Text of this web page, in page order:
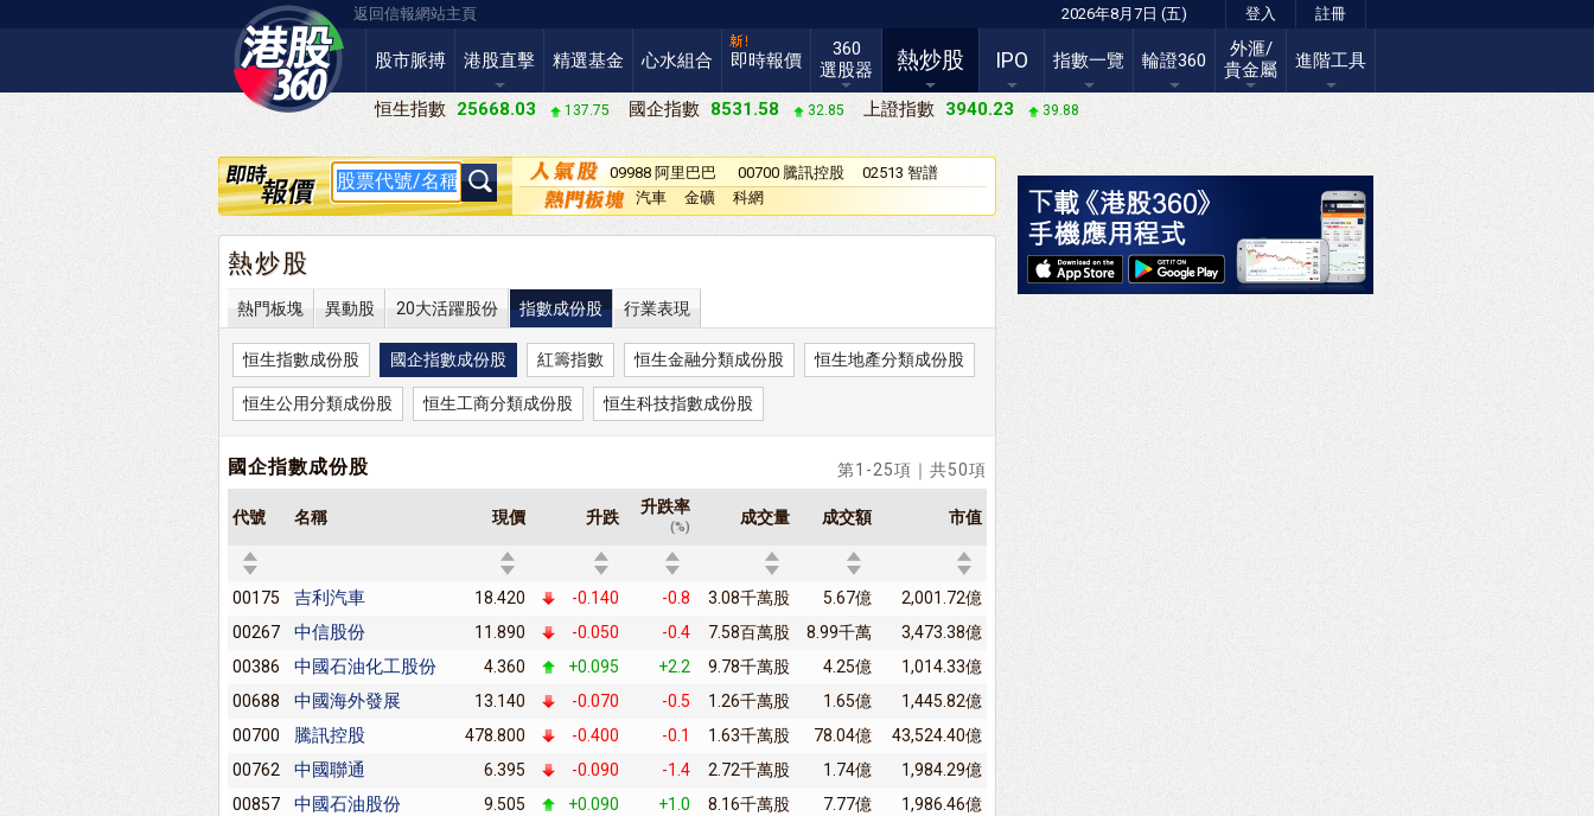
返回信報網站主頁 2026年8月7日 (五) 登入 註冊
股市脈搏 港股直擊 精選基金 心水組合 即時報價
360
選股器
熱炒股 IPO 指數一覽 輪證360
外滙/
貴金屬
進階工具
恒生指數 25668.03 137.75 國企指數 8531.58 32.85 上證指數 3940.23 39.88
09988 阿里巴巴
－Ｗ
00700 騰訊控股
02513 智譜
汽車
金礦 科網
熱炒股
熱門板塊 異動股 20大活躍股份 指數成份股 行業表現
恒生指數成份股 國企指數成份股 紅籌指數 恒生金融分類成份股 恒生地產分類成份股
恒生公用分類成份股 恒生工商分類成份股 恒生科技指數成份股
國企指數成份股 第1-25項｜共50項
代號 名稱 現價 升跌
升跌率
(%)
成交量 成交額 市值
00175 吉利汽車 18.420 -0.140 -0.8 3.08千萬股 5.67億
2,001.72億
00267
中信股份 11.890 -0.050 -0.4 7.58百萬股 8.99千萬
3,473.38億
00386
中國石油化工股份 4.360 +0.095 +2.2 9.78千萬股 4.25億
1,014.33億
00688
中國海外發展 13.140 -0.070 -0.5 1.26千萬股 1.65億
1,445.82億
00700
騰訊控股 478.800 -0.400 -0.1 1.63千萬股 78.04億
43,524.40億
00762
中國聯通 6.395 -0.090 -1.4 2.72千萬股 1.74億
1,984.29億
00857
中國石油股份 9.505 +0.090 +1.0 8.16千萬股 7.77億
1,986.46億